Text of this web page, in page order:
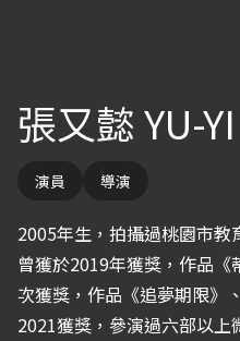
張又懿 YU-
演員 導演
2005年生，拍攝過桃園市教
曾獲於2019年獲獎，作品
次獲獎，作品《追夢期限
2021獲獎，參演過六部以